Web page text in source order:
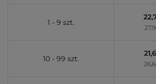
1 - 9 szt.
10 - 99 szt.